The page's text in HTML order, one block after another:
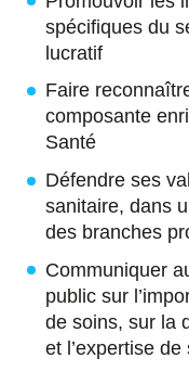
spécifiques du
lucratif
Faire
composante
Santé
Défendre ses
sanitaire, dans
des branches
Communiquer
public sur
de soins, sur la
et l’expertise